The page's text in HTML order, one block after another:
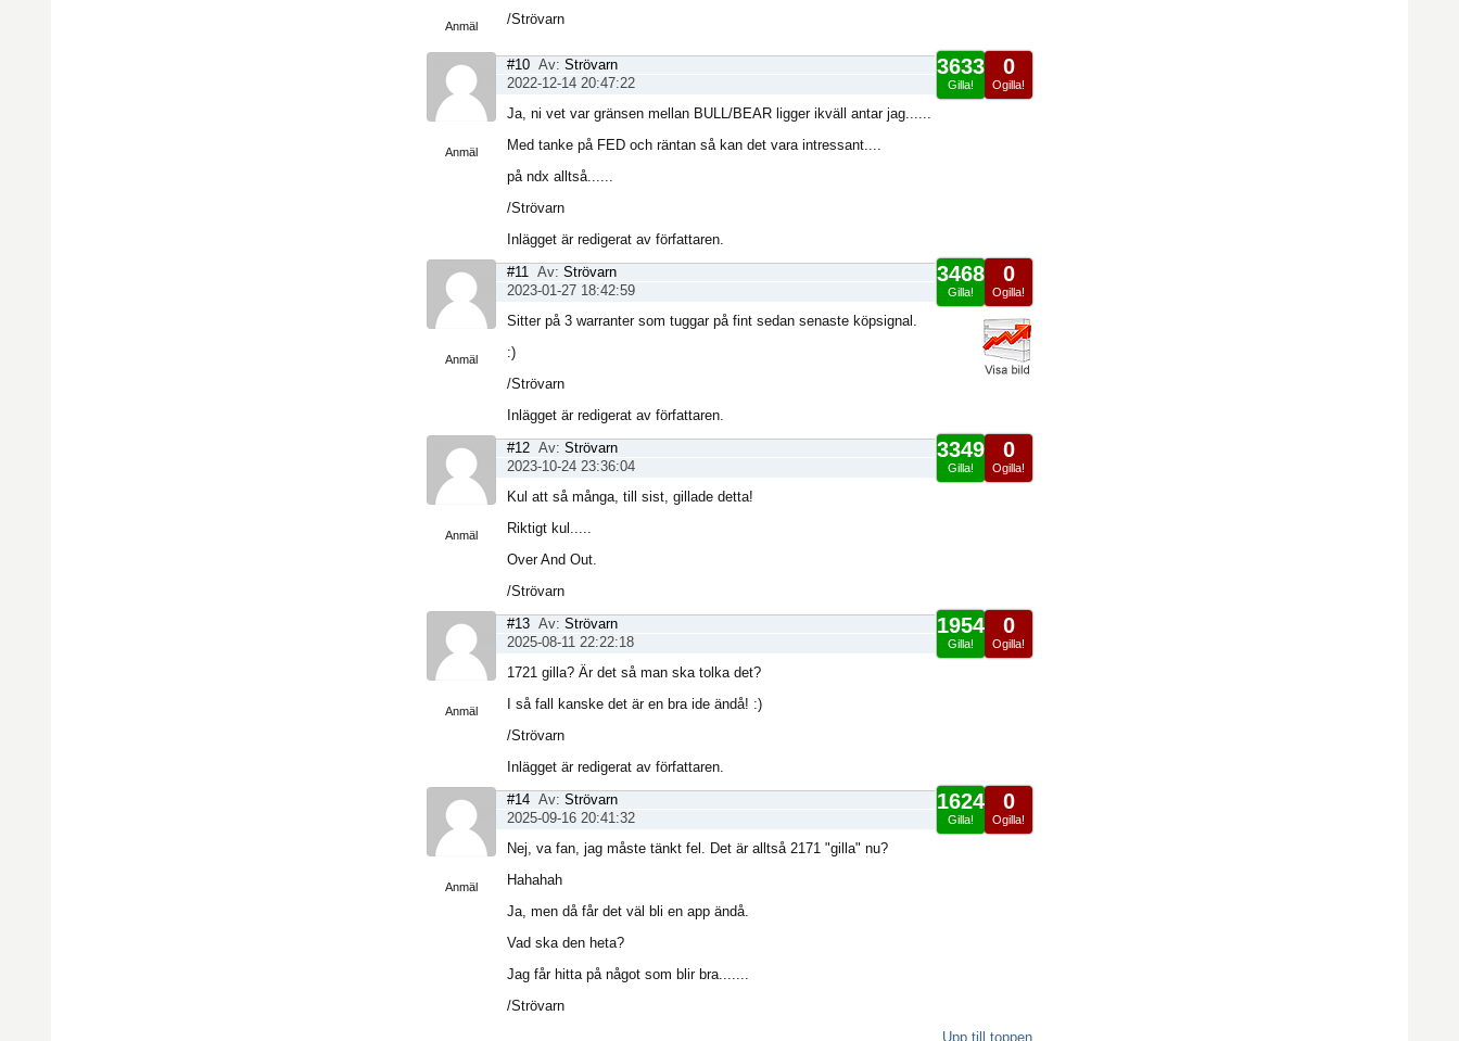
Anmäl
/Strövarn
Anmäl
0
Ogilla!
3633
Gilla!
#10 Av: Strövarn
2022-12-14 20:47:22
Ja, ni vet var gränsen mellan BULL/BEAR ligger ikväll antar jag......
Med tanke på FED och räntan så kan det vara intressant....
på ndx alltså......
/Strövarn
Inlägget är redigerat av författaren.
Anmäl
0
Ogilla!
3468
Gilla!
#11 Av: Strövarn
2023-01-27 18:42:59
Sitter på 3 warranter som tuggar på fint sedan senaste köpsignal.
:)
/Strövarn
Inlägget är redigerat av författaren.
Anmäl
0
Ogilla!
3349
Gilla!
#12 Av: Strövarn
2023-10-24 23:36:04
Kul att så många, till sist, gillade detta!
Riktigt kul.....
Over And Out.
/Strövarn
Anmäl
0
Ogilla!
1954
Gilla!
#13 Av: Strövarn
2025-08-11 22:22:18
1721 gilla? Är det så man ska tolka det?
I så fall kanske det är en bra ide ändå! :)
/Strövarn
Inlägget är redigerat av författaren.
Anmäl
0
Ogilla!
1624
Gilla!
#14 Av: Strövarn
2025-09-16 20:41:32
Nej, va fan, jag måste tänkt fel. Det är alltså 2171 "gilla" nu?
Hahahah
Ja, men då får det väl bli en app ändå.
Vad ska den heta?
Jag får hitta på något som blir bra.......
/Strövarn
Upp till toppen